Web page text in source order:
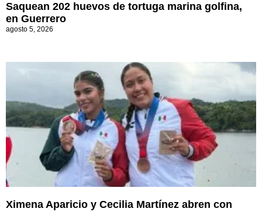
Saquean 202 huevos de tortuga marina golfina,
en Guerrero
agosto 5, 2026
Ximena Aparicio y Cecilia Martínez abren con